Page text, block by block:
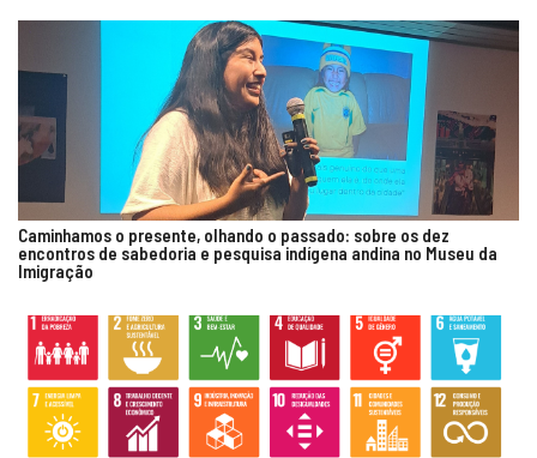
Caminhamos o presente, olhando o passado: sobre os dez
encontros de sabedoria e pesquisa indígena andina no Museu da
Imigração